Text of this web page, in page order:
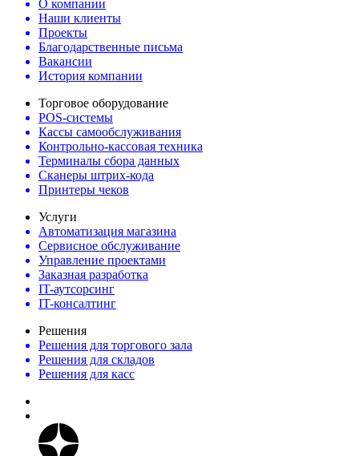
О компании
Наши клиенты
Проекты
Благодарственные письма
Вакансии
История компании
Торговое оборудование
POS-системы
Кассы самообслуживания
Контрольно-кассовая техника
Терминалы сбора данных
Сканеры штрих-кода
Принтеры чеков
Услуги
Автоматизация магазина
Сервисное обслуживание
Управление проектами
Заказная разработка
IT-аутсорсинг
IT-консалтинг
Решения
Решения для торгового зала
Решения для складов
Решения для касс